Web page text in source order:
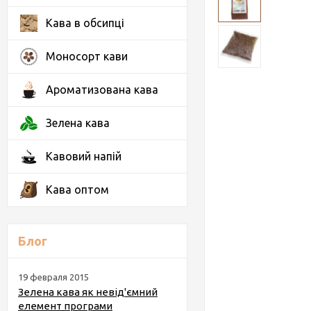
Кава в обсипці
Моносорт кави
Ароматизована кава
Зелена кава
Кавовий напій
Кава оптом
Блог
19 февраля 2015
Зелена кава як невід'ємний
елемент програми